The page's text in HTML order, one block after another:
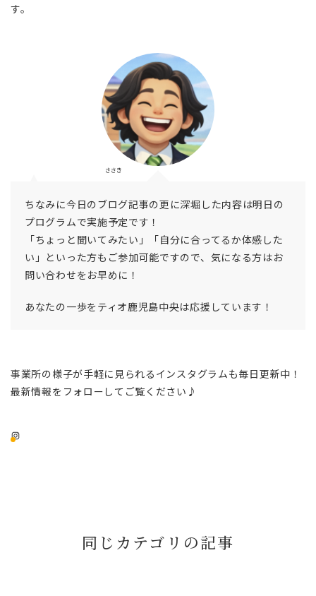
す。
ささき
ちなみに今日のブログ記事の更に深堀した内容は明日の
プログラムで実施予定です！
「ちょっと聞いてみたい」「自分に合ってるか体感した
い」といった方もご参加可能ですので、気になる方はお
問い合わせをお早めに！
あなたの一歩をティオ鹿児島中央は応援しています！
事業所の様子が手軽に見られるインスタグラムも毎日更新中！
最新情報をフォローしてご覧ください♪
同じカテゴリの記事